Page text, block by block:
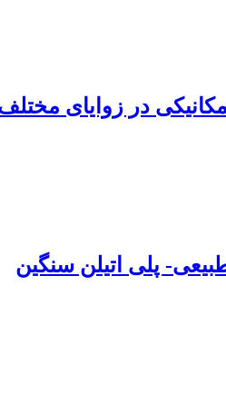
در زوایای
پلی اتیلن سنگین